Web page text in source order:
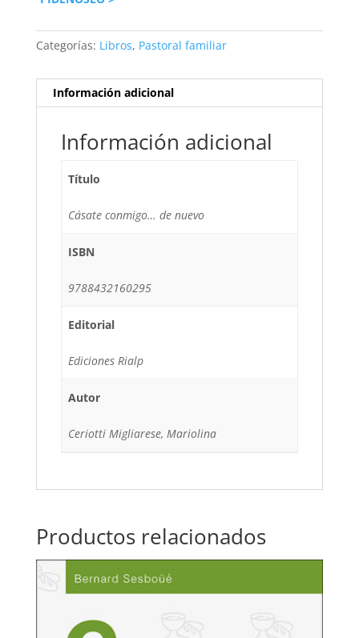
Categorías: Libros, Pastoral familiar
Información adicional
Información adicional
Título
Cásate conmigo… de nuevo
ISBN
9788432160295
Editorial
Ediciones Rialp
Autor
Ceriotti Migliarese, Mariolina
Productos relacionados